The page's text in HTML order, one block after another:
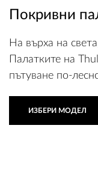
Покривни
На върха на
Палатките на
пътуване по-
ИЗБЕРИ МОДЕЛ